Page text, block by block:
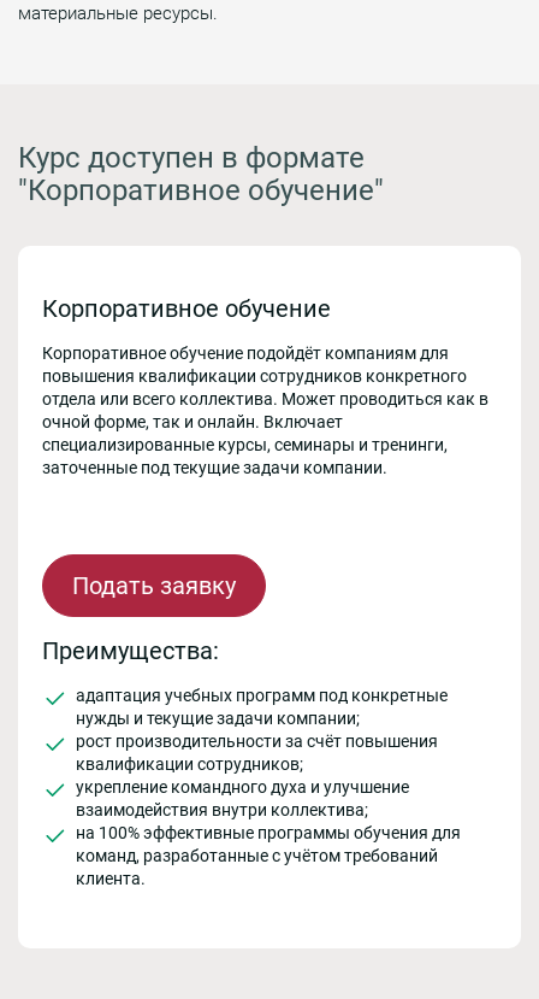
материальные ресурсы.
Курс доступен в формате
"Корпоративное обучение"
Корпоративное обучение
Корпоративное обучение подойдёт компаниям для
повышения квалификации сотрудников конкретного
отдела или всего коллектива. Может проводиться как в
очной форме, так и онлайн. Включает
специализированные курсы, семинары и тренинги,
заточенные под текущие задачи компании.
Подать заявку
Преимущества:
адаптация учебных программ под конкретные
нужды и текущие задачи компании;
рост производительности за счёт повышения
квалификации сотрудников;
укрепление командного духа и улучшение
взаимодействия внутри коллектива;
на 100% эффективные программы обучения для
команд, разработанные с учётом требований
клиента.